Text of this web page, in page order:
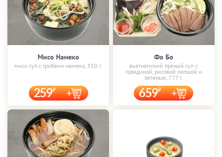
Мисо Намеко
мисо суп с грибами намеко, 350 г.
259
Фо Бо
вьетнамский пряный суп с
говядиной, рисовой лапшой и
зеленью, 777 г.
659